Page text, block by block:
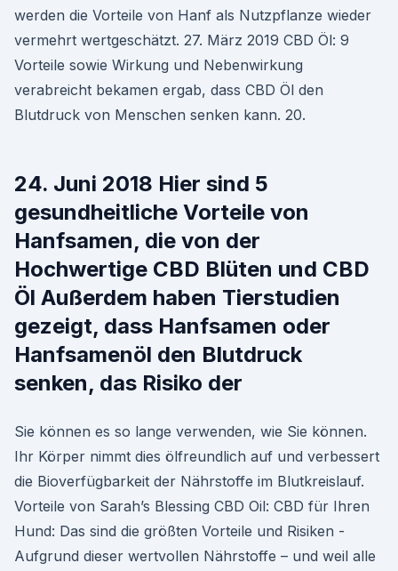
werden die Vorteile von Hanf als Nutzpflanze wieder
vermehrt wertgeschätzt. 27. März 2019 CBD Öl: 9
Vorteile sowie Wirkung und Nebenwirkung
verabreicht bekamen ergab, dass CBD Öl den
Blutdruck von Menschen senken kann. 20.
24. Juni 2018 Hier sind 5
gesundheitliche Vorteile von
Hanfsamen, die von der
Hochwertige CBD Blüten und CBD
Öl Außerdem haben Tierstudien
gezeigt, dass Hanfsamen oder
Hanfsamenöl den Blutdruck
senken, das Risiko der
Sie können es so lange verwenden, wie Sie können.
Ihr Körper nimmt dies ölfreundlich auf und verbessert
die Bioverfügbarkeit der Nährstoffe im Blutkreislauf.
Vorteile von Sarah’s Blessing CBD Oil: CBD für Ihren
Hund: Das sind die größten Vorteile und Risiken -
Aufgrund dieser wertvollen Nährstoffe – und weil alle